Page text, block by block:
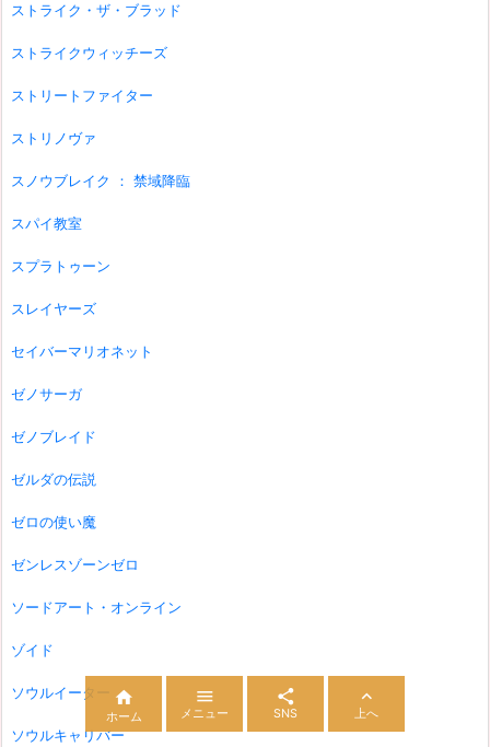
ストライク・ザ・ブラッド
ストライクウィッチーズ
ストリートファイター
ストリノヴァ
スノウブレイク ： 禁域降臨
スパイ教室
スプラトゥーン
スレイヤーズ
セイバーマリオネット
ゼノサーガ
ゼノブレイド
ゼルダの伝説
ゼロの使い魔
ゼンレスゾーンゼロ
ソードアート・オンライン
ゾイド
ソウルイーター
ソウルキャリバー

ホーム

メニュー

SNS

上へ